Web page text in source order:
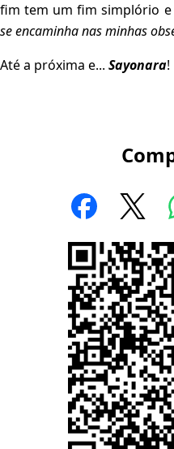
fim tem um fim simplório
se encaminha nas minhas
Até a próxima e... Sayonara!